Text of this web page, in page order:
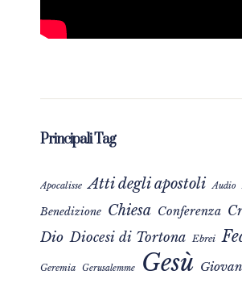
Principali Tag
Apocalisse Atti degli apostoli Audio
Benedizione Chiesa Conferenza
Dio Diocesi di Tortona Ebrei
Geremia Gerusalemme Gesù